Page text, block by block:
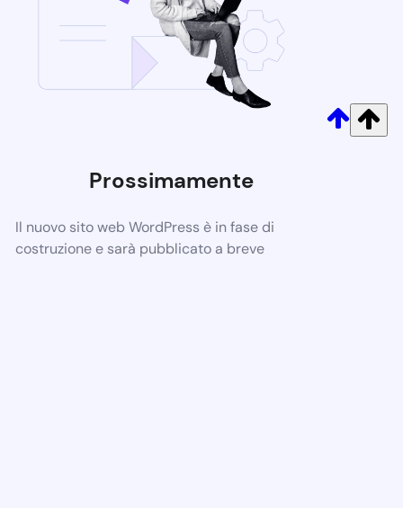
Prossimamente
Il nuovo sito web WordPress è in fase di
costruzione e sarà pubblicato a breve